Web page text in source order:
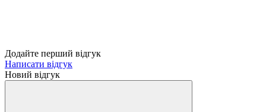
Додайте перший відгук
Написати відгук
Новий відгук